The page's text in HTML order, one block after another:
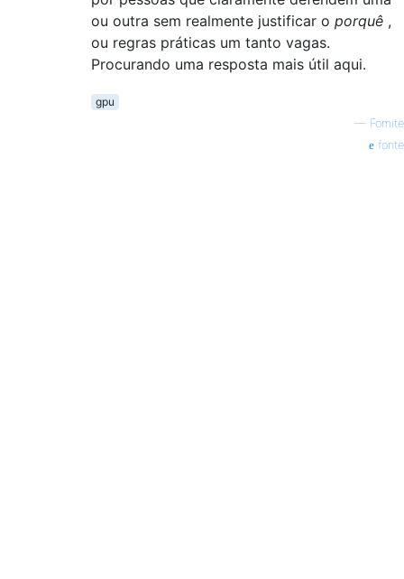
ou outra sem realmente justificar o porquê ,
ou regras práticas um tanto vagas.
Procurando uma resposta mais útil aqui.
gpu
— Fomite
fonte